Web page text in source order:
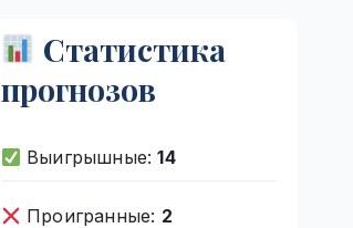
Статистика
прогнозов
Выигрышные:14
Проигранные: 2